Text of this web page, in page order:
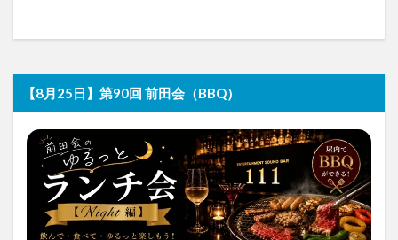
【8月25日】第90回 前田会（BBQ）